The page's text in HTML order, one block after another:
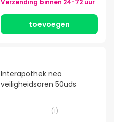
Verzending binnen 24-72 uur
toevoegen
Interapothek neo
veiligheidsoren 50uds
(1)